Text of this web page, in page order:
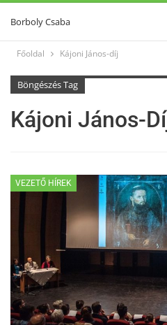
Borboly Csaba
Főoldal Kájoni János-díj
Böngészés Tag
Kájoni János-
VEZETŐ HÍREK